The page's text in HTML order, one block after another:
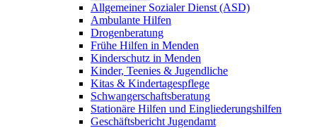
Allgemeiner Sozialer Dienst (ASD)
Ambulante Hilfen
Drogenberatung
Frühe Hilfen in Menden
Kinderschutz in Menden
Kinder, Teenies & Jugendliche
Kitas & Kindertagespflege
Schwangerschaftsberatung
Stationäre Hilfen und Eingliederungshilfen
Geschäftsbericht Jugendamt